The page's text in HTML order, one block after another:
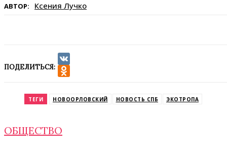
АВТОР: Ксения Лучко
ПОДЕЛИТЬСЯ:
VK
ТЕГИ НОВООРЛОВСКИЙ НОВОСТЬ СПБ ЭКОТРОПА
ОБЩЕСТВО